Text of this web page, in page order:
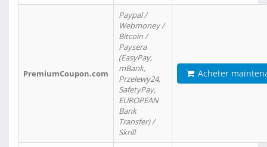
PremiumCoupon.com
Paypal /
Webmoney /
Bitcoin /
Paysera
(EasyPay,
mBank,
Przelewy24,
SafetyPay,
EUROPEAN
Bank
Transfer) /
Skrill
Acheter